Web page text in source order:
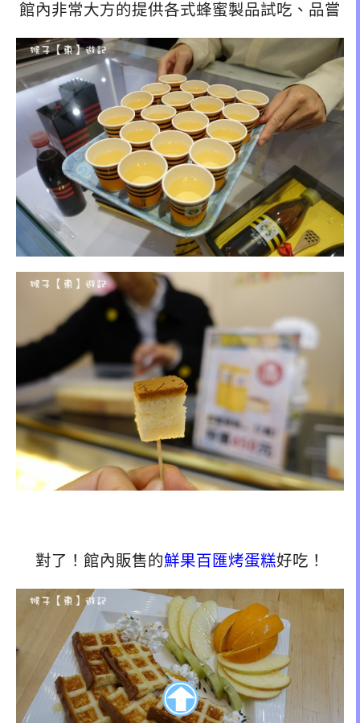
館內非常大方的提供各式蜂蜜製品試吃、品嘗
對了！館內販售的鮮果百匯烤蛋糕好吃！